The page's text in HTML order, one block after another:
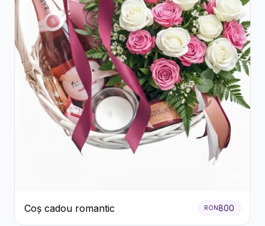
Coș cadou romantic RON800